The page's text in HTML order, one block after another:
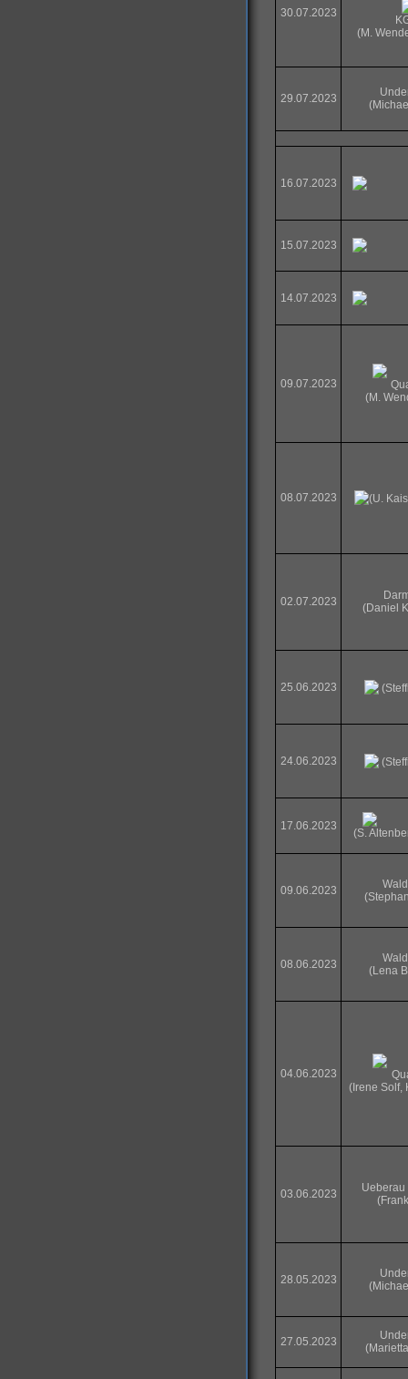
30.07.2023
(M.
29.07.2023
16.07.2023
15.07.2023
14.07.2023
09.07.2023
(M.
08.07.2023 (U.
02.07.2023
(Daniel
25.06.2023
24.06.2023
17.06.2023
(S.
09.06.2023
08.06.2023
(Lena
04.06.2023
(Irene Solf,
03.06.2023
28.05.2023
27.05.2023